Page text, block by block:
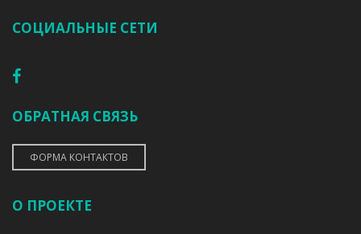
СОЦИАЛЬНЫЕ СЕТИ
ОБРАТНАЯ СВЯЗЬ
ФОРМА КОНТАКТОВ
О ПРОЕКТЕ